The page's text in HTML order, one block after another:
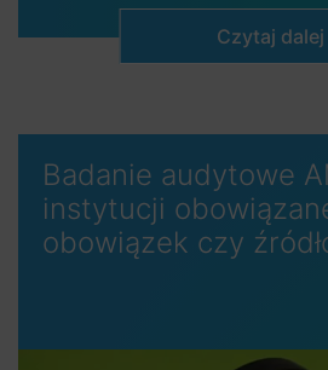
Czytaj dalej
Badanie audytowe
instytucji
obowiązek czy